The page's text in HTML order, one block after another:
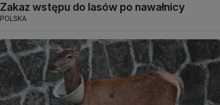
Zakaz wstępu do lasów po nawałnicy
POLSKA